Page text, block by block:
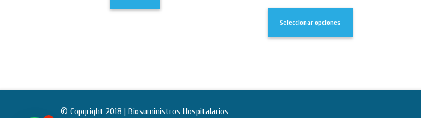
Seleccionar opciones
© Copyright 2018 | Biosuministros Hospitalarios